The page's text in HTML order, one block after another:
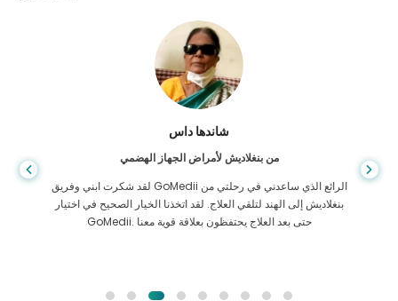
شاندها داس
من بنغلاديش لأمراض الجهاز الهضمي
لقد شكرت ابني وفريق GoMedii الرائع الذي ساعدني في رحلتي من
بنغلاديش إلى الهند لتلقي العلاج. لقد اتخذنا الخيار الصحيح في اختيار
GoMedii. حتى بعد العلاج يحتفظون بعلاقة قوية معنا